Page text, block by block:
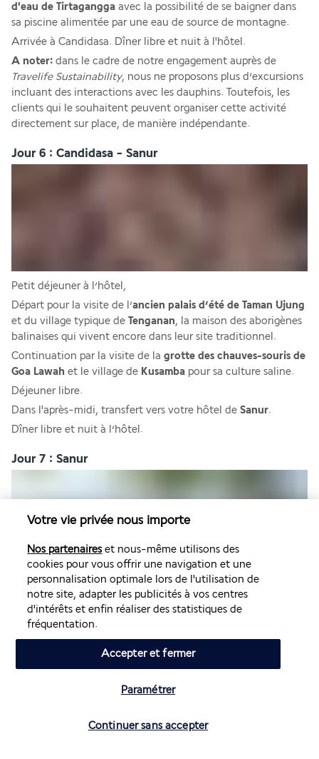
d'eau de Tirtagangga avec la possibilité de se baigner dans
sa piscine alimentée par une eau de source de montagne.
Arrivée à Candidasa. Dîner libre et nuit à l'hôtel.
A noter:
Travelife Sustainability, nous ne proposons plus d’excursions
incluant des interactions avec les dauphins. Toutefois, les
clients qui le souhaitent peuvent organiser cette activité
directement sur place, de manière indépendante.
Jour 6 : Candidasa - Sanur
Petit déjeuner à l’hôtel,
Départ pour la visite de l’ancien palais d’été de Taman Ujung
et du village typique de Tenganan, la maison des aborigènes
balinaises qui vivent encore dans leur site traditionnel.
Continuation par la visite de la grotte des chauves-souris de
Goa Lawah et le village de Kusamba pour sa culture saline.
Déjeuner libre.
Dans l'après-midi, transfert vers votre hôtel de Sanur.
Dîner libre et nuit à l’hôtel.
Jour 7 : Sanur
Petit déjeuner à l’hôtel.
Journée et repas libres pour vous détendre et arpenter les
alentours à votre guise (chauffeur/guide non disponible).
Votre vie privée nous importe
Nos partenaireset nous-même utilisons des
cookies pour vous offrir une navigation et une
personnalisation optimale lors de l'utilisation de
notre site, adapter les publicités à vos centres
d'intérêts et enfin réaliser des statistiques de
fréquentation.
Paramétrer
Continuer sans accepter
Accepter et fermer